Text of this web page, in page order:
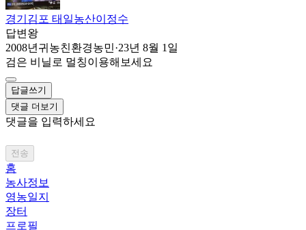
경기김포 태일농산이정수
답변왕
2008년귀농친환경농민·23년 8월 1일
검은 비닐로 멀칭이용해보세요
답글쓰기
댓글 더보기
댓글을 입력하세요
전송
홈
농사정보
영농일지
장터
프로필